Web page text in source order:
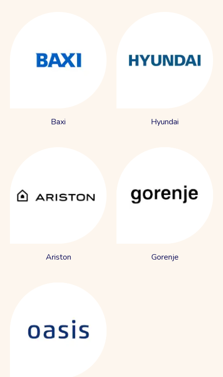
Baxi Hyundai
Ariston Gorenje